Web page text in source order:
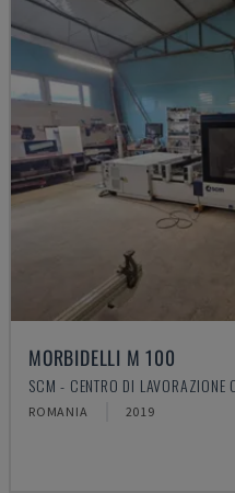
MORBIDELLI M 100
SCM - CENTRO DI LAVORAZIONE
ROMANIA 2019